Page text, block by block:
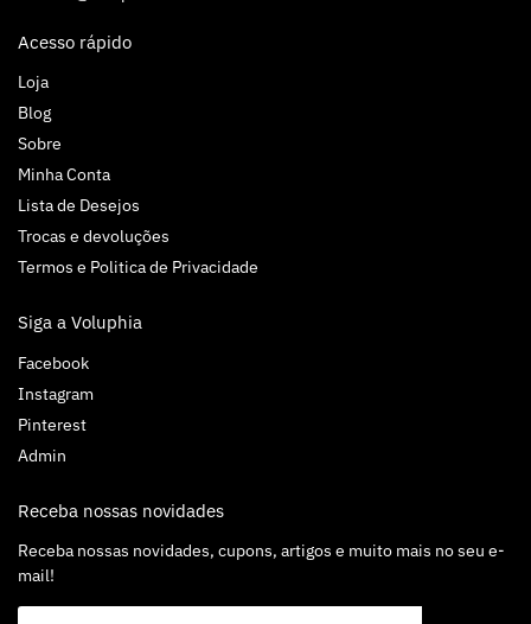
Acesso rápido
Loja
Blog
Sobre
Minha Conta
Lista de Desejos
Trocas e devoluções
Termos e Politica de Privacidade
Siga a Voluphia
Facebook
Instagram
Pinterest
Admin
Receba nossas novidades
Receba nossas novidades, cupons, artigos e muito mais no seu e-
mail!